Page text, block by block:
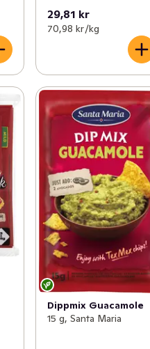
29,81 kr
70,98 kr /kg
Dippmix Guacamole
15 g, Santa Maria